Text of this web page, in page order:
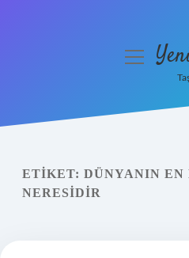
Yasal Uyarı
menüyü
ETIKET: DÜNYANIN EN
NERESIDIR